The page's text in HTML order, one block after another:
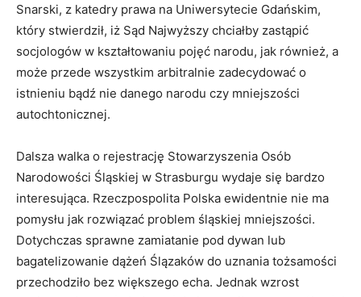
Snarski, z katedry prawa na Uniwersytecie Gdańskim,
który stwierdził, iż Sąd Najwyższy chciałby zastąpić
socjologów w kształtowaniu pojęć narodu, jak również, a
może przede wszystkim arbitralnie zadecydować o
istnieniu bądź nie danego narodu czy mniejszości
autochtonicznej.
Dalsza walka o rejestrację Stowarzyszenia Osób
Narodowości Śląskiej w Strasburgu wydaje się bardzo
interesująca. Rzeczpospolita Polska ewidentnie nie ma
pomysłu jak rozwiązać problem śląskiej mniejszości.
Dotychczas sprawne zamiatanie pod dywan lub
bagatelizowanie dążeń Ślązaków do uznania tożsamości
przechodziło bez większego echa. Jednak wzrost